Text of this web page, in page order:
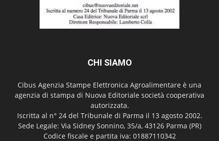
CHI SIAMO
Cibus Agenzia Stampe Elettronica Agroalimentare è una
agenzia di stampa di Nuova Editoriale società cooperativa
autorizzata.
Iscritta al n° 24 del Tribunale di Parma il 13 agosto 2002.
Sede Legale: Via Sidney Sonnino, 35/a, 43126 Parma (PR)
Codice fiscale e partita iva: 01887110342